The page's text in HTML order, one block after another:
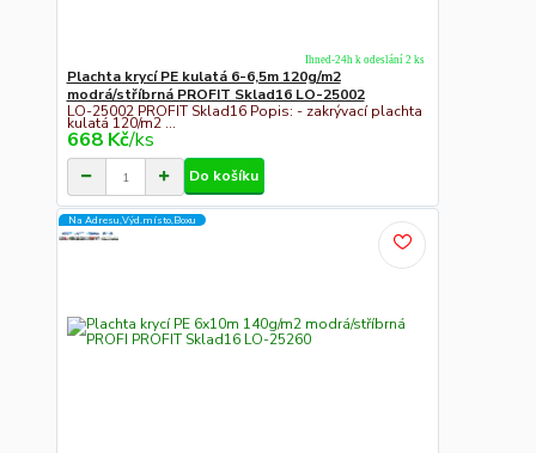
Plachta krycí PE kulatá 6-6,5m 120g/m2
modrá/stříbrná PROFIT Sklad16 LO-25002
LO-25002 PROFIT Sklad16 Popis: - zakrývací plachta
kulatá 120/m2 ...
668 Kč/ks
Ihned-24h k odeslání 2 ks
Do košíku
Na Adresu,Výd.místo,Boxu